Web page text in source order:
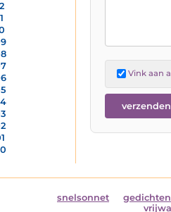
Vink aan
snelsonnet gedichten